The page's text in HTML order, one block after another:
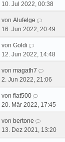
10. Jul 2022, 00:38
von Alufelge
16. Jun 2022, 20:49
von Goldi
12. Jun 2022, 14:48
von magath7
2. Jun 2022, 21:06
von fiat500
20. Mär 2022, 17:45
von bertone
13. Dez 2021, 13:20